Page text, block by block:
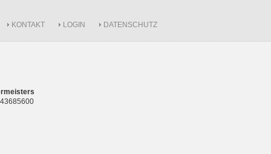
KONTAKT LOGIN DATENSCHUTZ